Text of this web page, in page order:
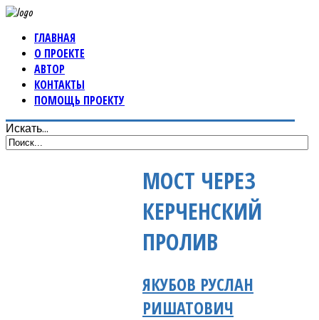
ГЛАВНАЯ
О ПРОЕКТЕ
АВТОР
КОНТАКТЫ
ПОМОЩЬ ПРОЕКТУ
Искать...
МОСТ ЧЕРЕЗ
КЕРЧЕНСКИЙ
ПРОЛИВ
ЯКУБОВ РУСЛАН
РИШАТОВИЧ